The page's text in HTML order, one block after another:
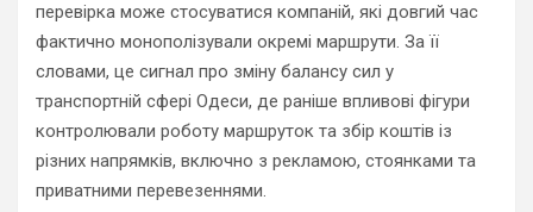
перевірка може стосуватися компаній, які довгий час
фактично монополізували окремі маршрути. За її
словами, це сигнал про зміну балансу сил у
транспортній сфері Одеси, де раніше впливові фігури
контролювали роботу маршруток та збір коштів із
різних напрямків, включно з рекламою, стоянками та
приватними перевезеннями.